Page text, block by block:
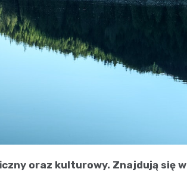
oraz kulturowy. Znajdują się w